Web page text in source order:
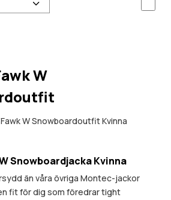
W
W Snowboardoutfit Kvinna
Snowboardjacka Kvinna
än våra övriga Montec-jackor
fit för dig som föredrar tight